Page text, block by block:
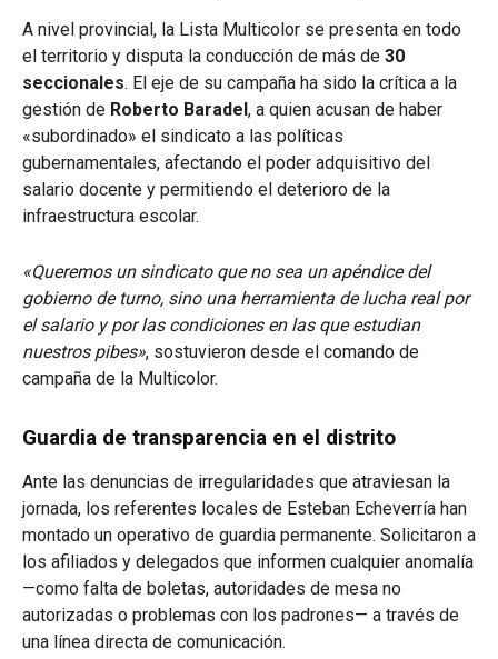
A nivel provincial, la Lista Multicolor se presenta en todo
el territorio y disputa la conducción de más de 30
seccionales. El eje de su campaña ha sido la crítica a la
gestión de Roberto Baradel , a quien acusan de haber
«subordinado» el sindicato a las políticas
gubernamentales, afectando el poder adquisitivo del
salario docente y permitiendo el deterioro de la
infraestructura escolar.
«Queremos un sindicato que no sea un apéndice del
gobierno de turno, sino una herramienta de lucha real por
el salario y por las condiciones en las que estudian
nuestros pibes», sostuvieron desde el comando de
campaña de la Multicolor.
Guardia de transparencia en el distrito
Ante las denuncias de irregularidades que atraviesan la
jornada, los referentes locales de Esteban Echeverría han
montado un operativo de guardia permanente. Solicitaron a
los afiliados y delegados que informen cualquier anomalía
—como falta de boletas, autoridades de mesa no
autorizadas o problemas con los padrones— a través de
una línea directa de comunicación.